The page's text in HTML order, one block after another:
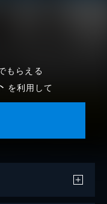
もらえる
を利用して